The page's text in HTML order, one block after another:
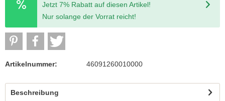
Jetzt 7% Rabatt auf diesen Artikel!
Nur solange der Vorrat reicht!
Artikelnummer: 46091260010000
Beschreibung